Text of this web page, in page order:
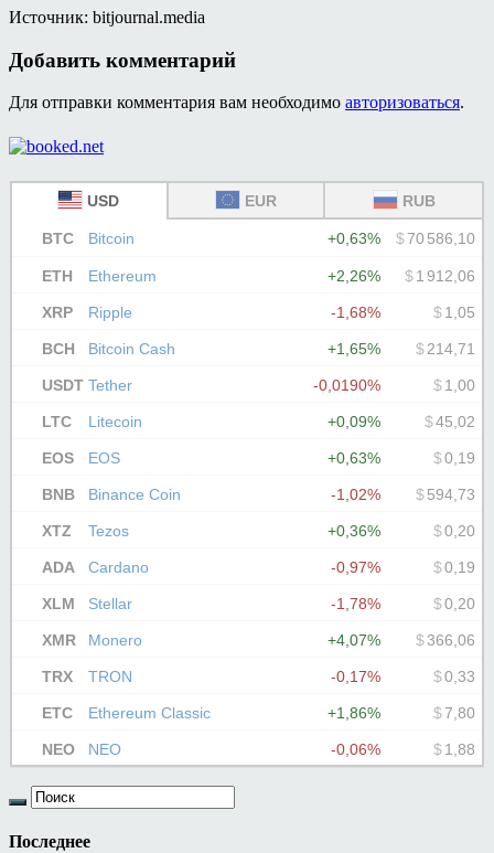
Источник: bitjournal.media
Добавить комментарий
Для отправки комментария вам необходимо авторизоваться.
Последнее